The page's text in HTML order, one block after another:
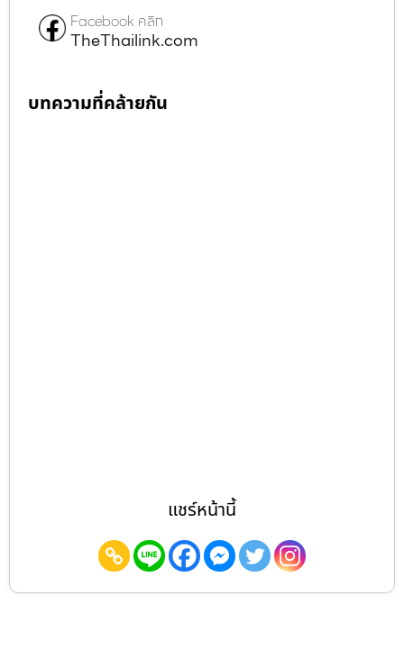
Facebook คลิก
TheThailink.com
บทความที่คล้ายกัน
แชร์หน้านี้